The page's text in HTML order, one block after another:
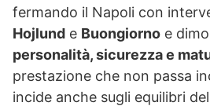
fermando il Napoli con
Hojlund e Buongiorno e
personalità, sicurezza e
prestazione che non passa
incide anche sugli equilibri